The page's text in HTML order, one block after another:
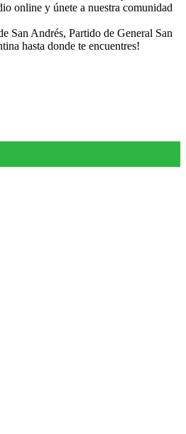
online y únete a nuestra comunidad
San Andrés, Partido de General San
hasta donde te encuentres!